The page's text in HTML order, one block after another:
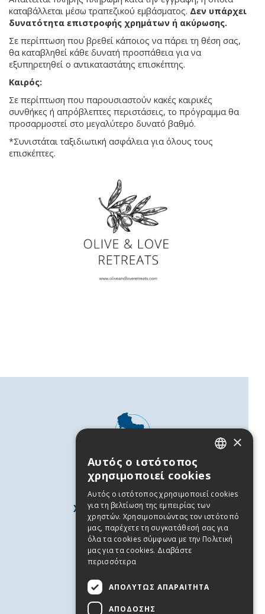
καταβάλλεται μέσω τραπεζικού εμβάσματος. Δεν υπάρχει
δυνατότητα επιστροφής χρημάτων ή ακύρωσης.
Σε περίπτωση που βρεθεί κάποιος να πάρει τη θέση σας,
θα καταβληθεί κάθε δυνατή προσπάθεια για να
εξυπηρετηθεί ο αντικαταστάτης επισκέπτης.
Καιρός:
Σε περίπτωση που παρουσιαστούν κακές καιρικές
συνθήκες ή απρόβλεπτες περιστάσεις, το πρόγραμμα θα
προσαρμοστεί στο μεγαλύτερο δυνατό βαθμό.
*Συνιστάται ταξιδιωτική ασφάλεια για όλους τους
επισκέπτες.
ΧΡΗΣΙΜΕΣ ΠΛΗΡΟΦΟΡΙΕΣ
Άνδρος
Χρήσιμα Τηλέφωνα
Όροι χρήσης
Πολιτική Απορρήτου
Cookies
×
Αυτός ο ιστότοπος
χρησιμοποιεί cookies
Αυτός ο ιστότοπος χρησιμοποιεί cookies
για τη βελτίωση της εμπειρίας των
χρηστών. Χρησιμοποιώντας τον ιστότοπό
μας, παρέχετε τη συγκατάθεσή σας για
όλα τα cookies σύμφωνα με την Πολιτική
μας για τα cookies. Διαβάστε
περισσότερα
ΑΠΟΛΎΤΩΣ ΑΠΑΡΑΊΤΗΤΑ
ΑΠΌΔΟΣΗΣ